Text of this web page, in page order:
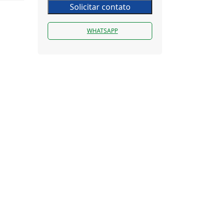
Solicitar contato
WHATSAPP